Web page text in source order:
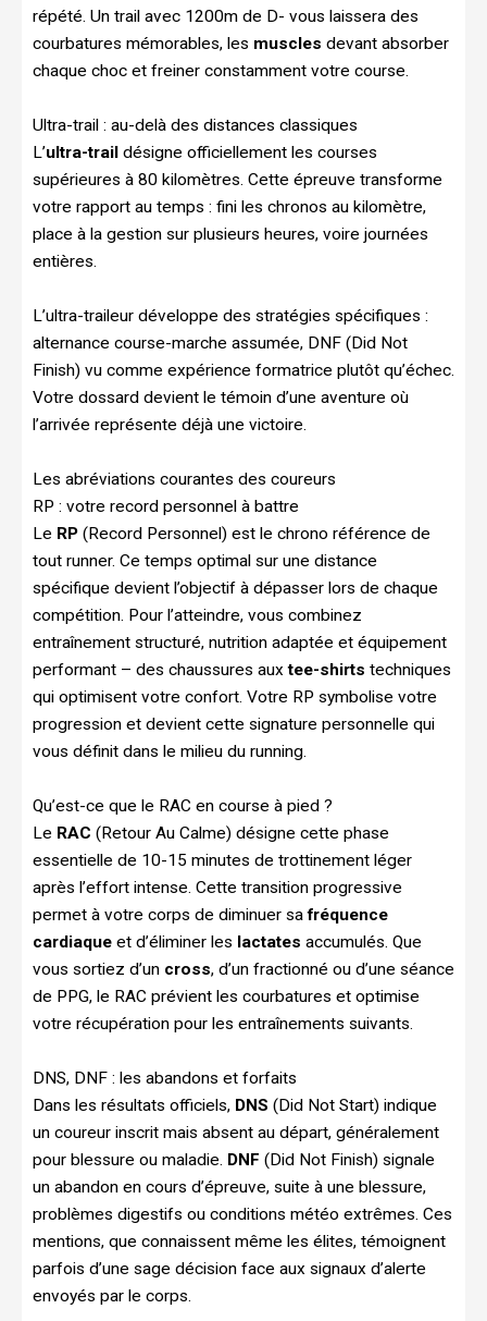
répété. Un trail avec 1200m de D- vous laissera des
courbatures mémorables, les muscles devant absorber
chaque choc et freiner constamment votre course.
Ultra-trail : au-delà des distances classiques
L’ultra-trail désigne officiellement les courses
supérieures à 80 kilomètres. Cette épreuve transforme
votre rapport au temps : fini les chronos au kilomètre,
place à la gestion sur plusieurs heures, voire journées
entières.
L’ultra-traileur développe des stratégies spécifiques :
alternance course-marche assumée, DNF (Did Not
Finish) vu comme expérience formatrice plutôt qu’échec.
Votre dossard devient le témoin d’une aventure où
l’arrivée représente déjà une victoire.
Les abréviations courantes des coureurs
RP : votre record personnel à battre
Le RP (Record Personnel) est le chrono référence de
tout runner. Ce temps optimal sur une distance
spécifique devient l’objectif à dépasser lors de chaque
compétition. Pour l’atteindre, vous combinez
entraînement structuré, nutrition adaptée et équipement
performant – des chaussures auxtee-shirts techniques
qui optimisent votre confort. Votre RP symbolise votre
progression et devient cette signature personnelle qui
vous définit dans le milieu du running.
Qu’est-ce que le RAC en course à pied ?
Le RAC (Retour Au Calme) désigne cette phase
essentielle de 10-15 minutes de trottinement léger
après l’effort intense. Cette transition progressive
permet à votre corps de diminuer safréquence
cardiaque et d’éliminer les lactates accumulés. Que
vous sortiez d’un cross, d’un fractionné ou d’une séance
de PPG, le RAC prévient les courbatures et optimise
votre récupération pour les entraînements suivants.
DNS, DNF : les abandons et forfaits
Dans les résultats officiels, DNS (Did Not Start) indique
un coureur inscrit mais absent au départ, généralement
pour blessure ou maladie. DNF (Did Not Finish) signale
un abandon en cours d’épreuve, suite à une blessure,
problèmes digestifs ou conditions météo extrêmes. Ces
mentions, que connaissent même les élites, témoignent
parfois d’une sage décision face aux signaux d’alerte
envoyés par le corps.